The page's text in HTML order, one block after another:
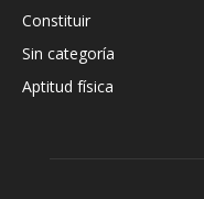
Constituir
Sin categoría
Aptitud física